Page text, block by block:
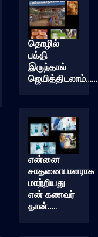
தொழில்
பக்தி
இருந்தால்
என்னை
சாதனையாளராக
மாற்றியது
என் கணவர்
தான்…..